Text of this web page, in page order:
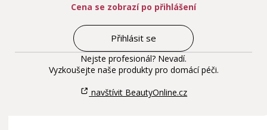
Cena se zobrazí po přihlášení
Přihlásit se
Nejste profesionál? Nevadí.
Vyzkoušejte naše produkty pro domácí péči.
navštívit BeautyOnline.cz